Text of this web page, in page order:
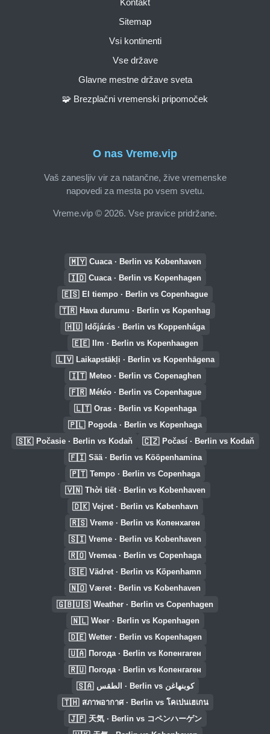
O nas Vreme.vip
Vaš zanesljiv vir za natančne, žive vremenske
napovedi za mesta po vsem svetu.
Vreme.vip © 2026. Vse pravice pridržane.
Sitemap
Vsi kontinenti
Vse države
Glavne mestne države sveta
🧩 Brezplačni vremenski pripomoček
🇲🇾 Cuaca · Berlin vs Kobenhaven
🇮🇩 Cuaca · Berlin vs Kopenhagen
🇪🇸 El tiempo · Berlin vs Copenhague
🇹🇷 Hava durumu · Berlin vs Kopenhag
🇭🇺 Időjárás · Berlin vs Koppenhága
🇪🇪 Ilm · Berlin vs Kopenhaagen
🇱🇻 Laikapstākļi · Berlin vs Kopenhāgena
🇮🇹 Meteo · Berlin vs Copenaghen
🇫🇷 Météo · Berlin vs Copenhague
🇱🇹 Oras · Berlin vs Kopenhaga
🇵🇱 Pogoda · Berlin vs Kopenhaga
🇸🇰 Počasie · Berlin vs Kodaň 🇨🇿 Počasí · Berlin vs Kodaň
🇫🇮 Sää · Berlin vs Kööpenhamina
🇵🇹 Tempo · Berlin vs Copenhaga
🇻🇳 Thời tiết · Berlin vs Kobenhaven
🇩🇰 Vejret · Berlin vs København
🇷🇸 Vreme · Berlin vs Копенхаген
🇸🇮 Vreme · Berlin vs Kobenhaven
🇷🇴 Vremea · Berlin vs Copenhaga
🇸🇪 Vädret · Berlin vs Köpenhamn
🇳🇴 Været · Berlin vs Kobenhaven
🇬🇧🇺🇸 Weather · Berlin vs Copenhagen
🇳🇱 Weer · Berlin vs Kopenhagen
🇩🇪 Wetter · Berlin vs Kopenhagen
🇺🇦 Погода · Berlin vs Копенгаген
🇷🇺 Погода · Berlin vs Копенгаген
🇸🇦 الطقس · Berlin vs كوبنهاغن
🇹🇭 สภาพอากาศ · Berlin vs โคเปนเฮเกน
🇯🇵 天気 · Berlin vs コペンハーゲン